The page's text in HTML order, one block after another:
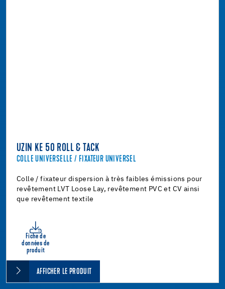
UZIN KE 50 ROLL & TACK
COLLE UNIVERSELLE / FIXATEUR UNIVERSEL
Colle / fixateur dispersion à très faibles émissions pour
revêtement LVT Loose Lay, revêtement PVC et CV ainsi
que revêtement textile
Fiche de
données de
produit
AFFICHER LE PRODUIT